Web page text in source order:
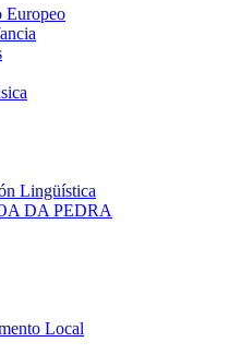
Europeo
Lingüística
DA PEDRA
Local